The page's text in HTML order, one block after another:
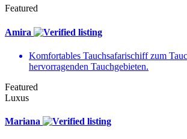
Featured
Amira
Komfortables Tauchsafarischiff zum
hervorragenden Tauchgebieten.
Featured
Luxus
Mariana